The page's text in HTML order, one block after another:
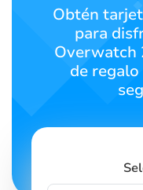
Obtén
para
Overwatch
de